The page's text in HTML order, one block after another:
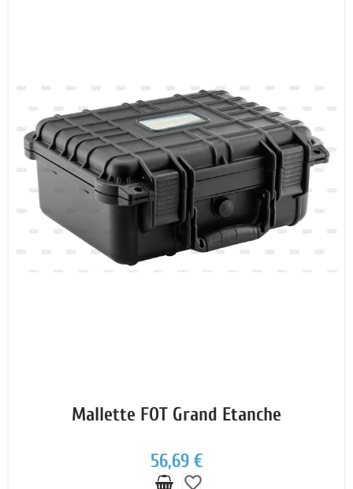
Mallette FOT Grand Etanche
56,69 €
favorite_border